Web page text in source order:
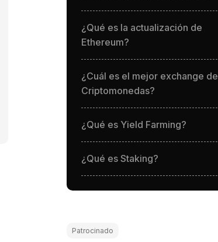
¿Qué es la actualización de
Ethereum?
¿Cuál es el mejor exchange de
Criptomonedas?
¿Qué es Yield Farming?
¿Qué es Staking?
Patrocinado